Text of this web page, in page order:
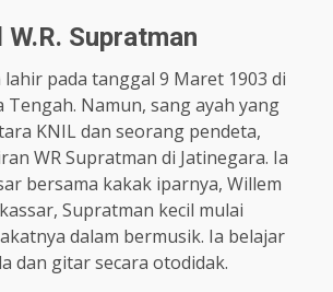
Supratman
lahir pada tanggal 9 Maret 1903 di
Tengah. Namun, sang ayah yang
KNIL dan seorang pendeta,
WR Supratman di Jatinegara. Ia
bersama kakak iparnya, Willem
Supratman kecil mulai
dalam bermusik. Ia belajar
dan gitar secara otodidak.